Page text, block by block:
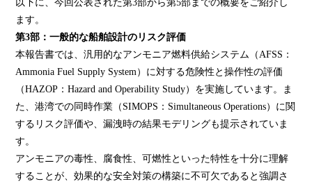
以下に、今回公表された第3部から第5部までの概要をご紹介し
ます。
第3部：一般的な船舶設計のリスク評価
本報告書では、汎用的なアンモニア燃料供給システム（AFSS：
Ammonia Fuel Supply System）に対する危険性と操作性の評価
（HAZOP：Hazard and Operability Study）を実施しています。ま
た、港湾での同時作業（SIMOPS：Simultaneous Operations）に関
するリスク評価や、漏洩時の結果モデリングも提示されていま
す。
アンモニアの毒性、腐食性、可燃性といった特性を十分に理解
することが、効果的な安全対策の構築に不可欠であると強調さ